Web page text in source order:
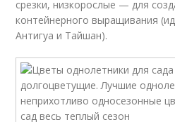
срезки, низкорослые — для
контейнерного выращивания
Антигуа и Тайшан).